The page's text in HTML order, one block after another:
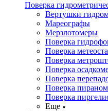
Поверка
Вертушки
Мареографы
Мерзлотомеры
Поверка
Поверка
Поверка
Поверка
Поверка
Поверка
Поверка
Еще